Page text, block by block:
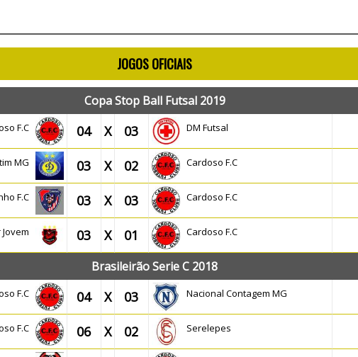
JOGOS OFICIAIS
Copa Stop Ball Futsal 2019
F.C 04 X 03 DM Futsal
MG 03 X 02 Cardoso F.C
F.C 03 X 03 Cardoso F.C
03 X 01 Cardoso F.C
Brasileirão Serie C 2018
F.C 04 X 03 Nacional Contagem MG
F.C 06 X 02 Serelepes